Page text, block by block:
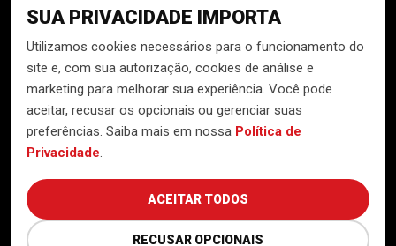
SUA PRIVACIDADE IMPORTA
Utilizamos cookies necessários para o funcionamento do
site e, com sua autorização, cookies de análise e
marketing para melhorar sua experiência. Você pode
aceitar, recusar os opcionais ou gerenciar suas
preferências. Saiba mais em nossa Política de
Privacidade.
ACEITAR TODOS
RECUSAR OPCIONAIS
Contato
Desenvolvido peloNúcleo de
Tecnologia do MTST